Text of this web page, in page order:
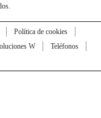
Política de cookies
W
Teléfonos